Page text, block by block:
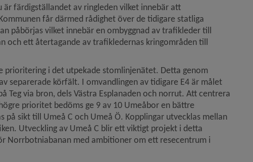
färdigställandet av ringleden vilket innebär att
får därmed rådighet över de tidigare statliga
påbörjas vilket innebär en ombyggnad av trafikleder till
och ett återtagande av trafikledernas kringområden till
prioritering i det utpekade stomlinjenätet. Detta genom
separerade körfält. I omvandlingen av tidigare E4 är målet
via bron, dels Västra Esplanaden och norrut. Att centrera
prioritet bedöms ge 9 av 10 Umeåbor en bättre
sikt till Umeå C och Umeå Ö. Kopplingar utvecklas mellan
Utveckling av Umeå C blir ett viktigt projekt i detta
Norrbotniabanan med ambitioner om ett resecentrum i